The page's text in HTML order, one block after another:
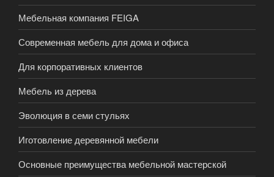
Мебельная компания FEIGA
Современная мебель для дома и офиса
Для корпоративных клиентов
Мебель из дерева
Эволюция в семи стульях
Иготовление деревянной мебели
Основные преимущества мебельной мастерской